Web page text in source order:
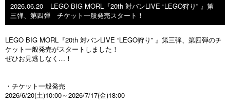
2026.06.20
LEGO BIG MORL『20th 対バンLIVE “LEGO狩り” 』第
三弾、第四弾 チケット一般発売スタート！
LEGO BIG MORL『20th 対バンLIVE “LEGO狩り” 』第三弾、第四弾のチ
ケット一般発売がスタートしました！
ぜひお見逃しなく…！
・チケット一般発売
2026/6/20(土)10:00～2026/7/17(金)18:00